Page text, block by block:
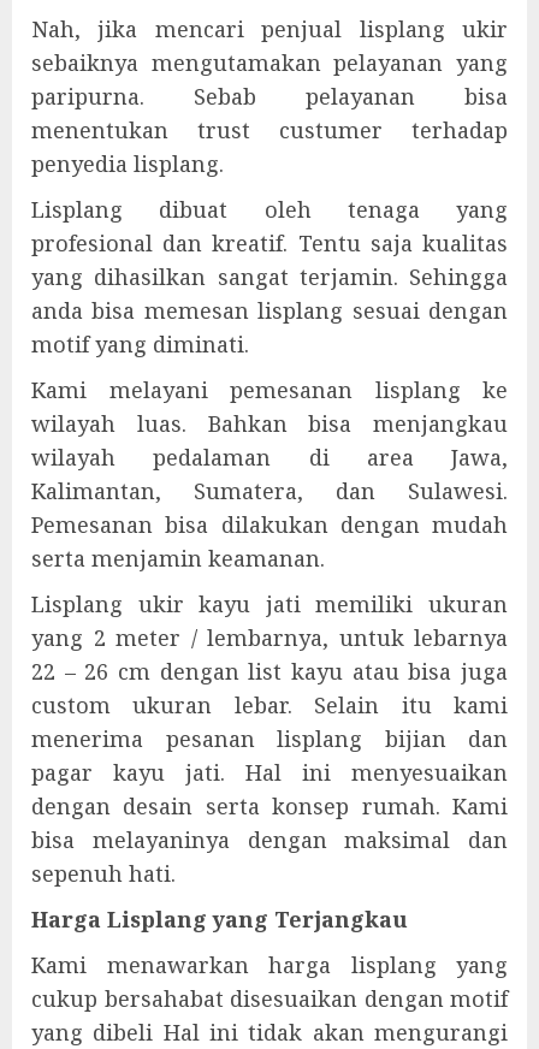
Nah, jika mencari penjual lisplang ukir
sebaiknya mengutamakan pelayanan yang
paripurna. Sebab pelayanan bisa
menentukan trust custumer terhadap
penyedia lisplang.
Lisplang dibuat oleh tenaga yang
profesional dan kreatif. Tentu saja kualitas
yang dihasilkan sangat terjamin. Sehingga
anda bisa memesan lisplang sesuai dengan
motif yang diminati.
Kami melayani pemesanan lisplang ke
wilayah luas. Bahkan bisa menjangkau
wilayah pedalaman di area Jawa,
Kalimantan, Sumatera, dan Sulawesi.
Pemesanan bisa dilakukan dengan mudah
serta menjamin keamanan.
Lisplang ukir kayu jati memiliki ukuran
yang 2 meter / lembarnya, untuk lebarnya
22 – 26 cm dengan list kayu atau bisa juga
custom ukuran lebar. Selain itu kami
menerima pesanan lisplang bijian dan
pagar kayu jati. Hal ini menyesuaikan
dengan desain serta konsep rumah. Kami
bisa melayaninya dengan maksimal dan
sepenuh hati.
Harga Lisplang yang Terjangkau
Kami menawarkan harga lisplang yang
cukup bersahabat disesuaikan dengan motif
yang dibeli Hal ini tidak akan mengurangi